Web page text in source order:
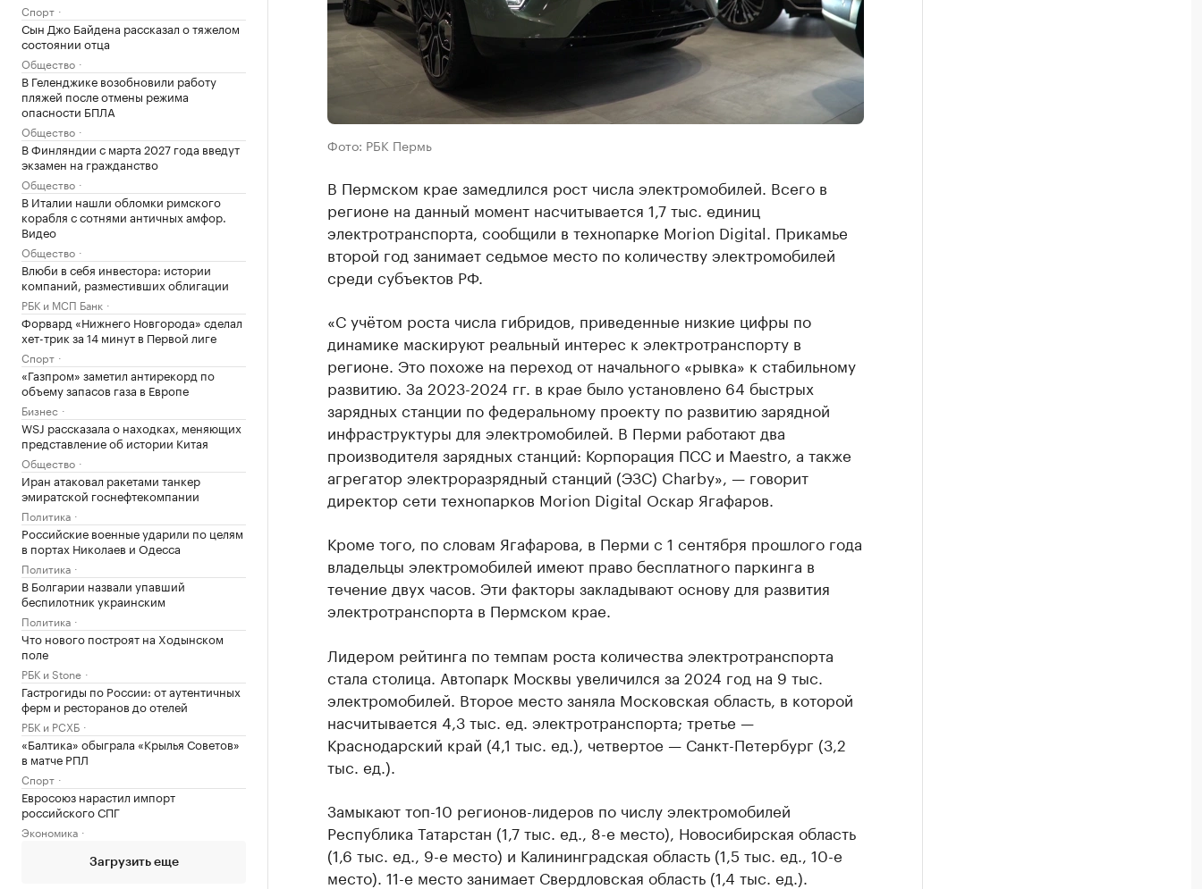
Спорт
Сын Джо Байдена рассказал о тяжелом
состоянии отца
Общество
В Геленджике возобновили работу
пляжей после отмены режима
опасности БПЛА
Общество
В Финляндии с марта 2027 года введут
экзамен на гражданство
Общество
В Италии нашли обломки римского
корабля с сотнями античных амфор.
Видео
Общество
Влюби в себя инвестора: истории
компаний, разместивших облигации
РБК и МСП Банк
Форвард «Нижнего Новгорода» сделал
хет-трик за 14 минут в Первой лиге
Спорт
«Газпром» заметил антирекорд по
объему запасов газа в Европе
Бизнес
WSJ рассказала о находках, меняющих
представление об истории Китая
Общество
Иран атаковал ракетами танкер
эмиратской госнефтекомпании
Политика
Российские военные ударили по целям
в портах Николаев и Одесса
Политика
В Болгарии назвали упавший
беспилотник украинским
Политика
Что нового построят на Ходынском
поле
РБК и Stone
Гастрогиды по России: от аутентичных
ферм и ресторанов до отелей
РБК и РСХБ
«Балтика» обыграла «Крылья Советов»
в матче РПЛ
Спорт
Евросоюз нарастил импорт
российского СПГ
Экономика
Загрузить еще
Фото: РБК Пермь
В Пермском крае замедлился рост числа электромобилей. Всего в
регионе на данный момент насчитывается 1,7 тыс. единиц
электротранспорта, сообщили в технопарке Morion Digital. Прикамье
второй год занимает седьмое место по количеству электромобилей
среди субъектов РФ.
«С учётом роста числа гибридов, приведенные низкие цифры по
динамике маскируют реальный интерес к электротранспорту в
регионе. Это похоже на переход от начального «рывка» к стабильному
развитию. За 2023-2024 гг. в крае было установлено 64 быстрых
зарядных станции по федеральному проекту по развитию зарядной
инфраструктуры для электромобилей. В Перми работают два
производителя зарядных станций: Корпорация ПСС и Maestro, а также
агрегатор электроразрядный станций (ЭЗС) Charby», — говорит
директор сети технопарков Morion Digital Оскар Ягафаров.
Кроме того, по словам Ягафарова, в Перми с 1 сентября прошлого года
владельцы электромобилей имеют право бесплатного паркинга в
течение двух часов. Эти факторы закладывают основу для развития
электротранспорта в Пермском крае.
Лидером рейтинга по темпам роста количества электротранспорта
стала столица. Автопарк Москвы увеличился за 2024 год на 9 тыс.
электромобилей. Второе место заняла Московская область, в которой
насчитывается 4,3 тыс. ед. электротранспорта; третье —
Краснодарский край (4,1 тыс. ед.), четвертое — Санкт-Петербург (3,2
тыс. ед.).
Замыкают топ-10 регионов-лидеров по числу электромобилей
Республика Татарстан (1,7 тыс. ед., 8-е место), Новосибирская область
(1,6 тыс. ед., 9-е место) и Калининградская область (1,5 тыс. ед., 10-е
место). 11-е место занимает Свердловская область (1,4 тыс. ед.).